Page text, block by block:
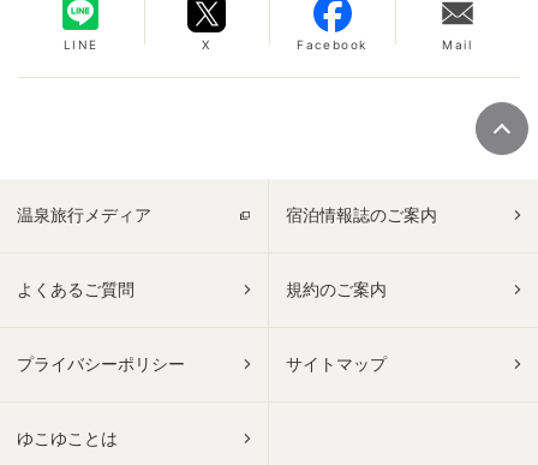
LINE X Facebook Mail
温泉旅行メディア 宿泊情報誌のご案内
よくあるご質問 規約のご案内
プライバシーポリシー サイトマップ
ゆこゆことは